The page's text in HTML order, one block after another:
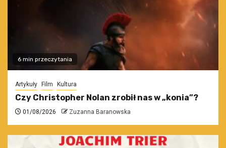
6 min przeczytania
Artykuły Film Kultura
Czy Christopher Nolan zrobił nas w „konia”?
01/08/2026 Zuzanna Baranowska